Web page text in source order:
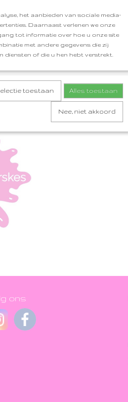
ons
het aanbieden van sociale media-
Daarnaast verlenen we onze
tot informatie over hoe u onze site
met andere gegevens die zij
of die u hen hebt verstrekt.
toestaan Alles toestaan
Nee, niet akkoord